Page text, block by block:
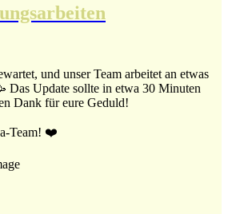
und unser Team arbeitet an etwas
Das Update sollte in etwa 30 Minuten
Dank für eure Geduld!
Team! ❤️